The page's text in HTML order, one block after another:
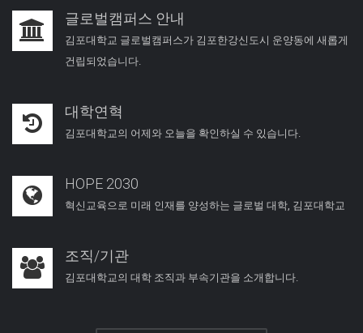
글로벌캠퍼스 안내
김포대학교 글로벌캠퍼스가 김포한강신도시 운양동에 새롭게
건립되었습니다.
대학연혁
김포대학교의 어제와 오늘을 확인하실 수 있습니다.
HOPE 2030
혁신교육으로 미래 인재를 양성하는 글로벌 대학, 김포대학교
조직/기관
김포대학교의 대학 조직과 부속기관을 소개합니다.